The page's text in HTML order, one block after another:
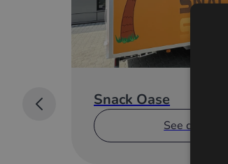
Snack Oase
See details